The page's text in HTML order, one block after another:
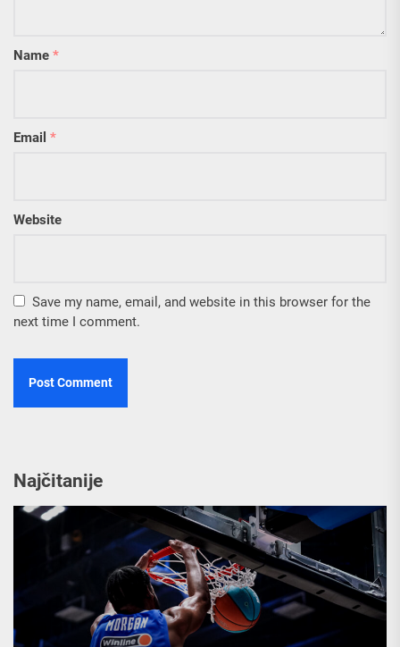
Name *
Email *
Website
Save my name, email, and website in this browser for the
next time I comment.
Najčitanije